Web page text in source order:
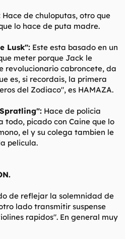
Hace de chuloputas, otro que
lo hace de puta madre.
Lusk": Este esta basado en un
meter porque Jack le
revolucionario cabroncete, da
es, si recordais, la primera
del Zodiaco", es HAMAZA.
Hace de policia
todo, picado con Caine que lo
el y su colega tambien le
pelicula.
de reflejar la solemnidad de
lado transmitir suspense
rapidos". En general muy